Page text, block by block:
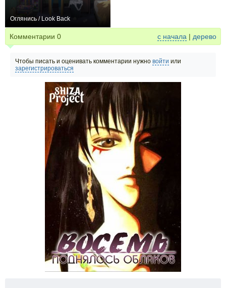
Оглянись / Look Back
Комментарии 0 с начала | дерево
Чтобы писать и оценивать комментарии нужно войти или
зарегистрироваться